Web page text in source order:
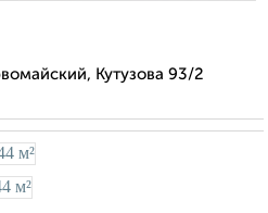
Кутузова 93/2